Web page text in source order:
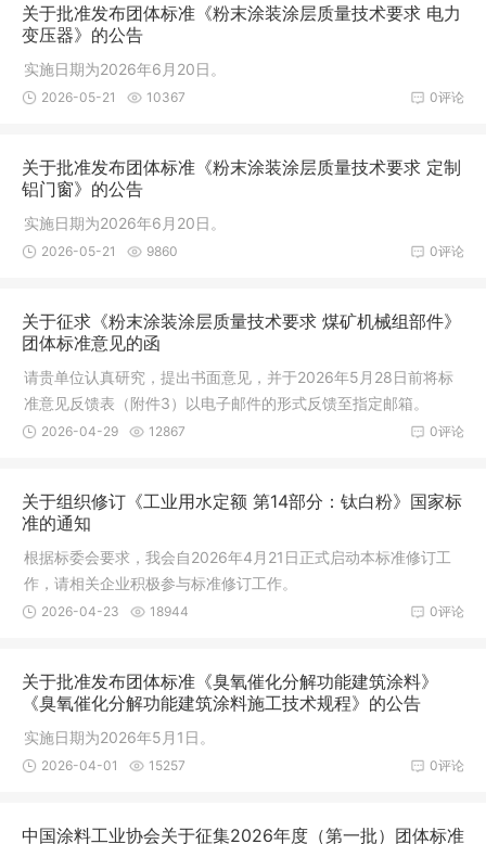
关于批准发布团体标准《粉末涂装涂层质量技术要求 电力
变压器》的公告
实施日期为2026年6月20日。
0评论
2026-05-21 10367
关于批准发布团体标准《粉末涂装涂层质量技术要求 定制
铝门窗》的公告
实施日期为2026年6月20日。
0评论
2026-05-21 9860
关于征求《粉末涂装涂层质量技术要求 煤矿机械组部件》
团体标准意见的函
请贵单位认真研究，提出书面意见，并于2026年5月28日前将标
准意见反馈表（附件3）以电子邮件的形式反馈至指定邮箱。
0评论
2026-04-29 12867
关于组织修订《工业用水定额 第14部分：钛白粉》国家标
准的通知
根据标委会要求，我会自2026年4月21日正式启动本标准修订工
作，请相关企业积极参与标准修订工作。
0评论
2026-04-23 18944
关于批准发布团体标准《臭氧催化分解功能建筑涂料》
《臭氧催化分解功能建筑涂料施工技术规程》的公告
实施日期为2026年5月1日。
0评论
2026-04-01 15257
中国涂料工业协会关于征集2026年度（第一批）团体标准